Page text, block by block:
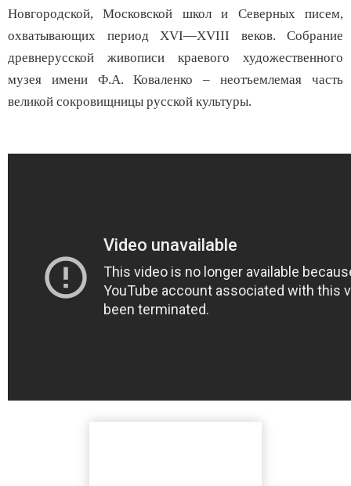
Новгородской, Московской школ и Северных писем,
охватывающих период XVI—XVIII веков. Собрание
древнерусской живописи краевого художественного
музея имени Ф.А. Коваленко – неотъемлемая часть
великой сокровищницы русской культуры.